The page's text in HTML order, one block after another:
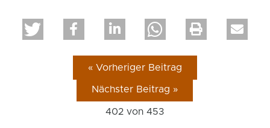
« Vorheriger Beitrag
Nächster Beitrag »
402 von453